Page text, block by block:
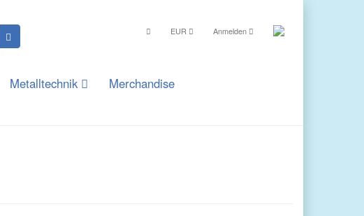
EUR Anmelden
Metalltechnik
Merchandise